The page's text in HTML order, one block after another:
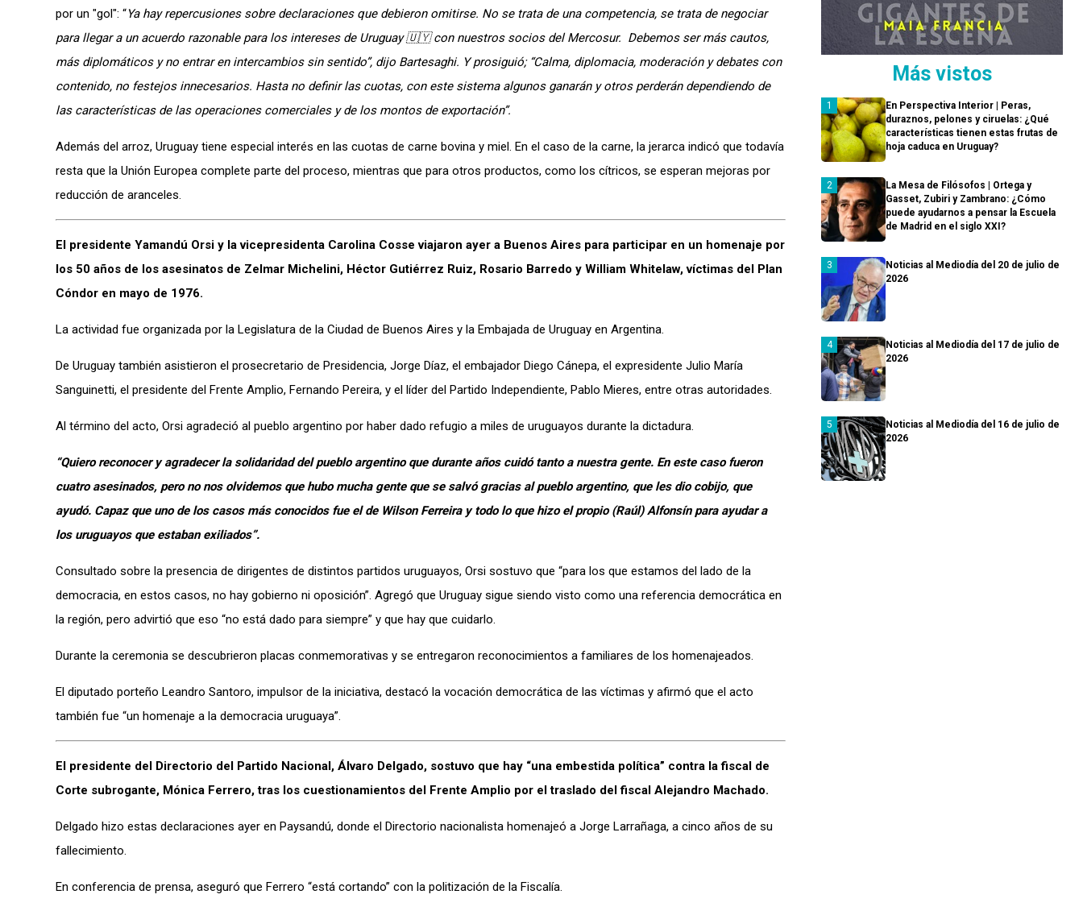
por un "gol": “Ya hay repercusiones sobre declaraciones que debieron omitirse. No se trata de una competencia, se trata de negociar
para llegar a un acuerdo razonable para los intereses de Uruguay 🇺🇾 con nuestros socios del Mercosur. Debemos ser más cautos,
más diplomáticos y no entrar en intercambios sin sentido”, dijo Bartesaghi. Y prosiguió; “Calma, diplomacia, moderación y debates con
contenido, no festejos innecesarios. Hasta no definir las cuotas, con este sistema algunos ganarán y otros perderán dependiendo de
las características de las operaciones comerciales y de los montos de exportación”.
Además del arroz, Uruguay tiene especial interés en las cuotas de carne bovina y miel. En el caso de la carne, la jerarca indicó que todavía
resta que la Unión Europea complete parte del proceso, mientras que para otros productos, como los cítricos, se esperan mejoras por
reducción de aranceles.
El presidente Yamandú Orsi y la vicepresidenta Carolina Cosse viajaron ayer a Buenos Aires para participar en un homenaje por
los 50 años de los asesinatos de Zelmar Michelini, Héctor Gutiérrez Ruiz, Rosario Barredo y William Whitelaw, víctimas del Plan
Cóndor en mayo de 1976.
La actividad fue organizada por la Legislatura de la Ciudad de Buenos Aires y la Embajada de Uruguay en Argentina.
De Uruguay también asistieron el prosecretario de Presidencia, Jorge Díaz, el embajador Diego Cánepa, el expresidente Julio María
Sanguinetti, el presidente del Frente Amplio, Fernando Pereira, y el líder del Partido Independiente, Pablo Mieres, entre otras autoridades.
Al término del acto, Orsi agradeció al pueblo argentino por haber dado refugio a miles de uruguayos durante la dictadura.
“Quiero reconocer y agradecer la solidaridad del pueblo argentino que durante años cuidó tanto a nuestra gente. En este caso fueron
cuatro asesinados, pero no nos olvidemos que hubo mucha gente que se salvó gracias al pueblo argentino, que les dio cobijo, que
ayudó. Capaz que uno de los casos más conocidos fue el de Wilson Ferreira y todo lo que hizo el propio (Raúl) Alfonsín para ayudar a
los uruguayos que estaban exiliados”.
Consultado sobre la presencia de dirigentes de distintos partidos uruguayos, Orsi sostuvo que “para los que estamos del lado de la
democracia, en estos casos, no hay gobierno ni oposición”. Agregó que Uruguay sigue siendo visto como una referencia democrática en
la región, pero advirtió que eso “no está dado para siempre” y que hay que cuidarlo.
Durante la ceremonia se descubrieron placas conmemorativas y se entregaron reconocimientos a familiares de los homenajeados.
El diputado porteño Leandro Santoro, impulsor de la iniciativa, destacó la vocación democrática de las víctimas y afirmó que el acto
también fue “un homenaje a la democracia uruguaya”.
El presidente del Directorio del Partido Nacional, Álvaro Delgado, sostuvo que hay “una embestida política” contra la fiscal de
Corte subrogante, Mónica Ferrero, tras los cuestionamientos del Frente Amplio por el traslado del fiscal Alejandro Machado.
Delgado hizo estas declaraciones ayer en Paysandú, donde el Directorio nacionalista homenajeó a Jorge Larrañaga, a cinco años de su
fallecimiento.
En conferencia de prensa, aseguró que Ferrero “está cortando” con la politización de la Fiscalía.
Más vistos
En Perspectiva Interior | Peras,
duraznos, pelones y ciruelas: ¿Qué
características tienen estas frutas de
hoja caduca en Uruguay?
La Mesa de Filósofos | Ortega y
Gasset, Zubiri y Zambrano: ¿Cómo
puede ayudarnos a pensar la Escuela
de Madrid en el siglo XXI?
Noticias al Mediodía del 20 de julio de
2026
Noticias al Mediodía del 17 de julio de
2026
Noticias al Mediodía del 16 de julio de
2026